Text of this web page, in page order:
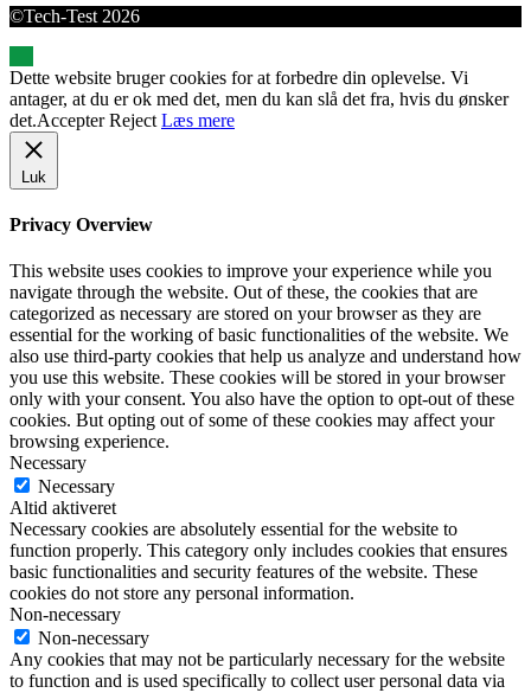
©Tech-Test 2026
Dette website bruger cookies for at forbedre din oplevelse. Vi
antager, at du er ok med det, men du kan slå det fra, hvis du ønsker
det.Accepter Reject Læs mere
Luk
Privacy Overview
This website uses cookies to improve your experience while you
navigate through the website. Out of these, the cookies that are
categorized as necessary are stored on your browser as they are
essential for the working of basic functionalities of the website. We
also use third-party cookies that help us analyze and understand how
you use this website. These cookies will be stored in your browser
only with your consent. You also have the option to opt-out of these
cookies. But opting out of some of these cookies may affect your
browsing experience.
Necessary
Necessary
Altid aktiveret
Necessary cookies are absolutely essential for the website to
function properly. This category only includes cookies that ensures
basic functionalities and security features of the website. These
cookies do not store any personal information.
Non-necessary
Non-necessary
Any cookies that may not be particularly necessary for the website
to function and is used specifically to collect user personal data via